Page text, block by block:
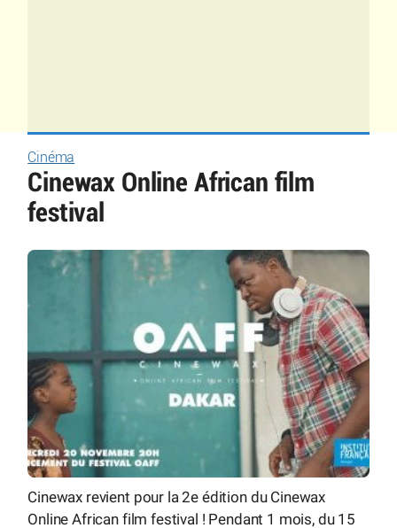
Cinéma
Cinewax Online African film
festival
Cinewax revient pour la 2e édition du Cinewax
Online African film festival ! Pendant 1 mois, du 15